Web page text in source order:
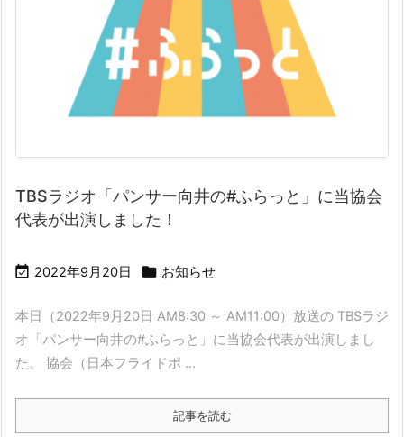
TBSラジオ「パンサー向井の#ふらっと」に当協会
代表が出演しました！
 2022年9月20日  お知らせ
本日（2022年9月20日 AM8:30 ～ AM11:00）放送の TBSラジ
オ「パンサー向井の#ふらっと」に当協会代表が出演しまし
た。 協会（日本フライドポ ...
記事を読む